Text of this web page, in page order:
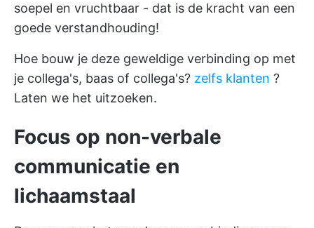
soepel en vruchtbaar - dat is de kracht van een
goede verstandhouding!
Hoe bouw je deze geweldige verbinding op met
je collega's, baas of collega's? zelfs klanten ?
Laten we het uitzoeken.
Focus op non-verbale
communicatie en
lichaamstaal